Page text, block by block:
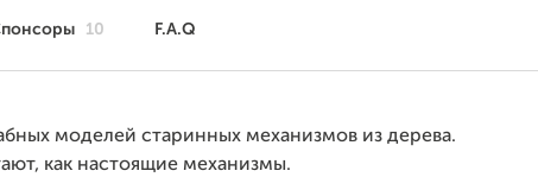
10 F.A.Q
моделей старинных механизмов из дерева.
как настоящие механизмы.